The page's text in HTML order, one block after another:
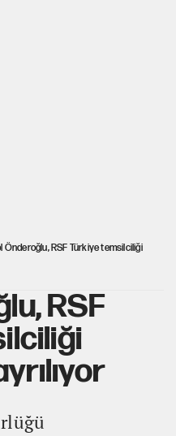
Önderoğlu, RSF Türkiye temsilciliği
RSF